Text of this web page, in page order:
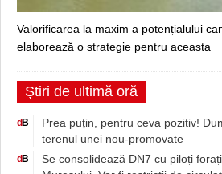
Valorificarea la maxim a potențialului
elaborează o strategie pentru aceasta
Știri de ultimă oră
d B
Prea puțin, pentru ceva pozitiv!
terenul unei nou-promovate
d B
Se consolidează DN7 cu piloți